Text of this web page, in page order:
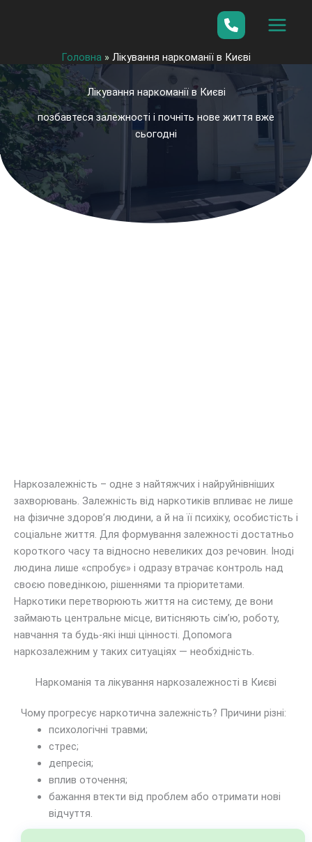
Головна » Лікування наркоманії в Києві
Лікування наркоманії в Києві
позбавтеся залежності і почніть нове життя вже
сьогодні
Наркозалежність – одне з найтяжчих і найруйнівніших
захворювань. Залежність від наркотиків впливає не лише
на фізичне здоров’я людини, а й на її психіку, особистість і
соціальне життя. Для формування залежності достатньо
короткого часу та відносно невеликих доз речовин. Іноді
людина лише «спробує» і одразу втрачає контроль над
своєю поведінкою, рішеннями та пріоритетами.
Наркотики перетворюють життя на систему, де вони
займають центральне місце, витісняють сім’ю, роботу,
навчання та будь-які інші цінності. Допомога
наркозалежним у таких ситуаціях — необхідність.
Наркоманія та лікування наркозалежності в Києві
Чому прогресує наркотична залежність? Причини різні:
психологічні травми;
стрес;
депресія;
вплив оточення;
бажання втекти від проблем або отримати нові
відчуття.